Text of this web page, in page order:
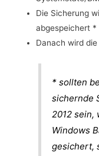
Die Sicherung
abgespeichert *
Danach wird
* sollten
sichernde
2012 sein,
Windows
gesichert,